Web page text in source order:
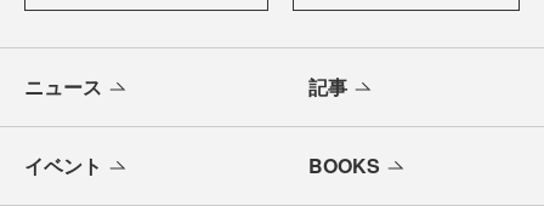
ニュース 記事
イベント BOOKS